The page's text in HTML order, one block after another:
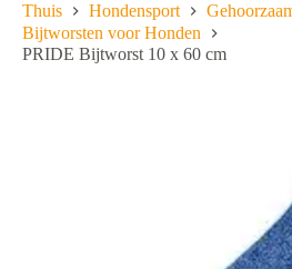
Thuis Hondensport
Bijtworsten voor Honden
PRIDE Bijtworst 10 x 60 cm